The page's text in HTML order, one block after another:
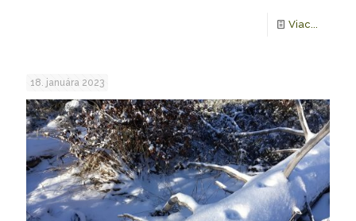
Viac...
18. januára 2023